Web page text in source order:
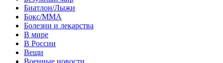
Биатлон/Лыжи
Бокс/MMA
Болезни и лекарства
В мире
В России
Вещи
Военные новости